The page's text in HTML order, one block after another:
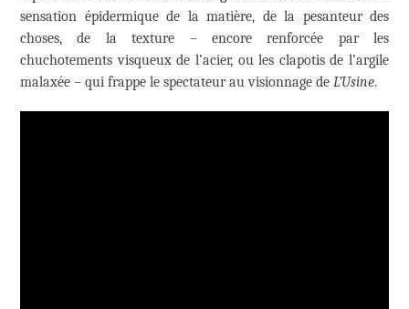
sensation épidermique de la matière, de la pesanteur des
choses, de la texture – encore renforcée par les
chuchotements visqueux de l’acier, ou les clapotis de l’argile
malaxée – qui frappe le spectateur au visionnage de L’Usine.